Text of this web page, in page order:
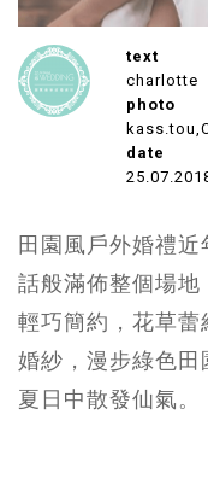
text
charlotte
photo
date
田園風戶外婚禮
話般滿佈整個場地
輕巧簡約，花草
婚紗，漫步綠色田
夏日中散發仙氣。